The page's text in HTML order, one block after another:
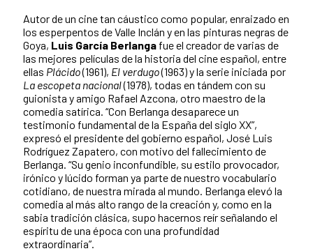
Autor de un cine tan cáustico como popular, enraizado en
los esperpentos de Valle Inclán y en las pinturas negras de
Goya, Luis García Berlanga fue el creador de varias de
las mejores películas de la historia del cine español, entre
ellas Plácido(1961), El verdugo(1963) y la serie iniciada por
La escopeta nacional(1978), todas en tándem con su
guionista y amigo Rafael Azcona, otro maestro de la
comedia satírica. “Con Berlanga desaparece un
testimonio fundamental de la España del siglo XX”,
expresó el presidente del gobierno español, José Luis
Rodríguez Zapatero, con motivo del fallecimiento de
Berlanga. “Su genio inconfundible, su estilo provocador,
irónico y lúcido forman ya parte de nuestro vocabulario
cotidiano, de nuestra mirada al mundo. Berlanga elevó la
comedia al más alto rango de la creación y, como en la
sabia tradición clásica, supo hacernos reír señalando el
espíritu de una época con una profundidad
extraordinaria”.